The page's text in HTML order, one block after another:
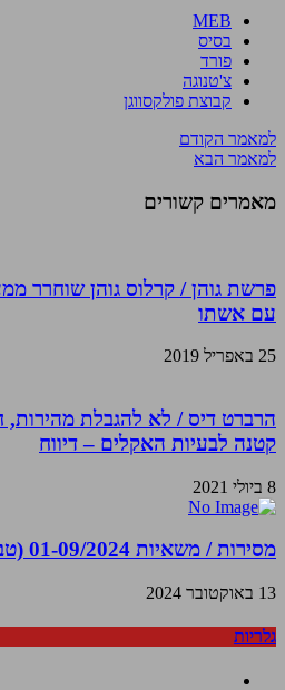
MEB
בסיס
פורד
צ'טנוגה
קבוצת פולקסווגן
למאמר הקודם
למאמר הבא
מאמרים קשורים
פרשת גוהן / קרלוס גוהן שוחרר
עם אשתו
25 באפריל 2019
הרברט דיס / לא להגבלת מהירות,
קטנה לבעיות האקלים – דיווח
8 ביולי 2021
מסירות / משאיות 01-09/2024 (טבלאות)
13 באוקטובר 2024
גלריות